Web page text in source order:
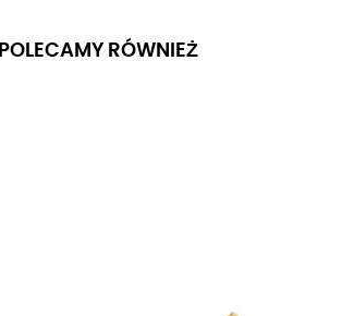
POLECAMY RÓWNIEŻ